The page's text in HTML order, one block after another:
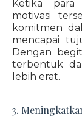
Ketika para
motivasi
komitmen
mencapai
Dengan
terbentuk
lebih erat.
3.